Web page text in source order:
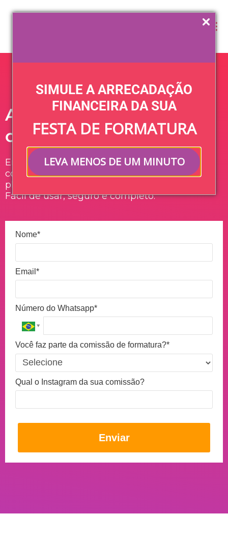
SIMULE A ARRECADAÇÃO
FINANCEIRA DA SUA
FESTA DE FORMATURA
LEVA MENOS DE UM MINUTO
A formatura dos sonhos
com a ajuda do Keeper
Em uma única plataforma, tudo o que a
comissão precisa pra arrecadar dinheiro e
planejar uma festa de formatura inesquecível.
Fácil de usar, seguro e completo.
Nome*
Email*
Número do Whatsapp*
Você faz parte da comissão de formatura?*
Qual o Instagram da sua comissão?
Enviar